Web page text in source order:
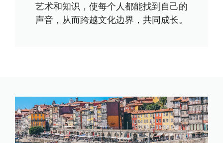
艺术和知识，使每个人都能找到自己的
声音，从而跨越文化边界，共同成长。